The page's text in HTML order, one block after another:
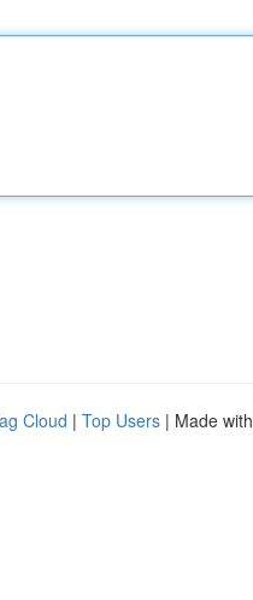
Cloud | Top Users | Made with